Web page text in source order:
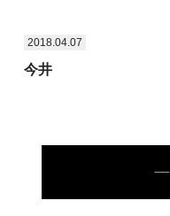
2018.04.07
今井